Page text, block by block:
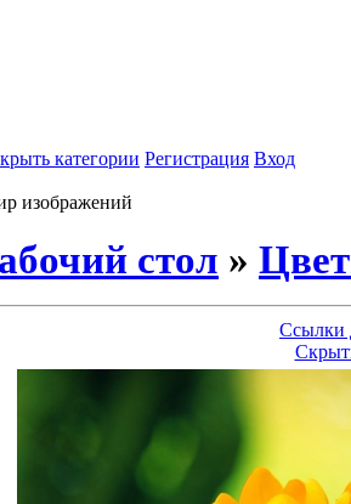
категории Регистрация Вход
изображений
стол »
Ссылки